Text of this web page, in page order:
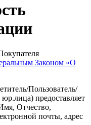
Законом «О
Пользователь/
предоставляет
Отчество,
почты, адрес